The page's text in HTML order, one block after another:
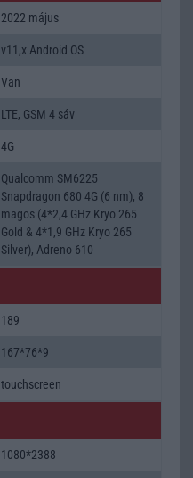
2022 május
v11,x Android OS
Van
LTE, GSM 4 sáv
4G
Qualcomm SM6225
Snapdragon 680 4G (6 nm), 8
magos (4*2,4 GHz Kryo 265
Gold & 4*1,9 GHz Kryo 265
Silver), Adreno 610
189
167*76*9
touchscreen
1080*2388